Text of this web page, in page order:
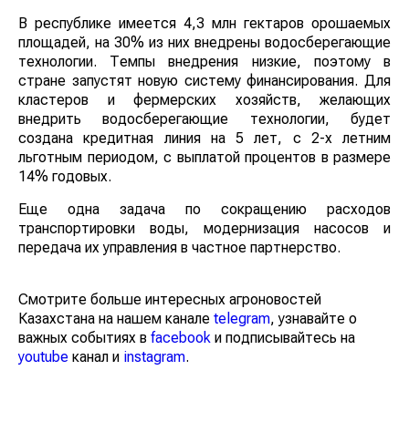
В республике имеется 4,3 млн гектаров орошаемых
площадей, на 30% из них внедрены водосберегающие
технологии. Темпы внедрения низкие, поэтому в
стране запустят новую систему финансирования. Для
кластеров и фермерских хозяйств, желающих
внедрить водосберегающие технологии, будет
создана кредитная линия на 5 лет, с 2-х летним
льготным периодом, с выплатой процентов в размере
14% годовых.
Еще одна задача по сокращению расходов
транспортировки воды, модернизация насосов и
передача их управления в частное партнерство.
Смотрите больше интересных агроновостей
Казахстана на нашем канале telegram, узнавайте о
важных событиях в facebook и подписывайтесь на
youtube канал и instagram.